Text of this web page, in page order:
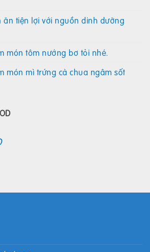
tiện lợi với nguồn dinh dưỡng
món tôm nướng bơ tỏi nhé.
món mì trứng cà chua ngâm sốt